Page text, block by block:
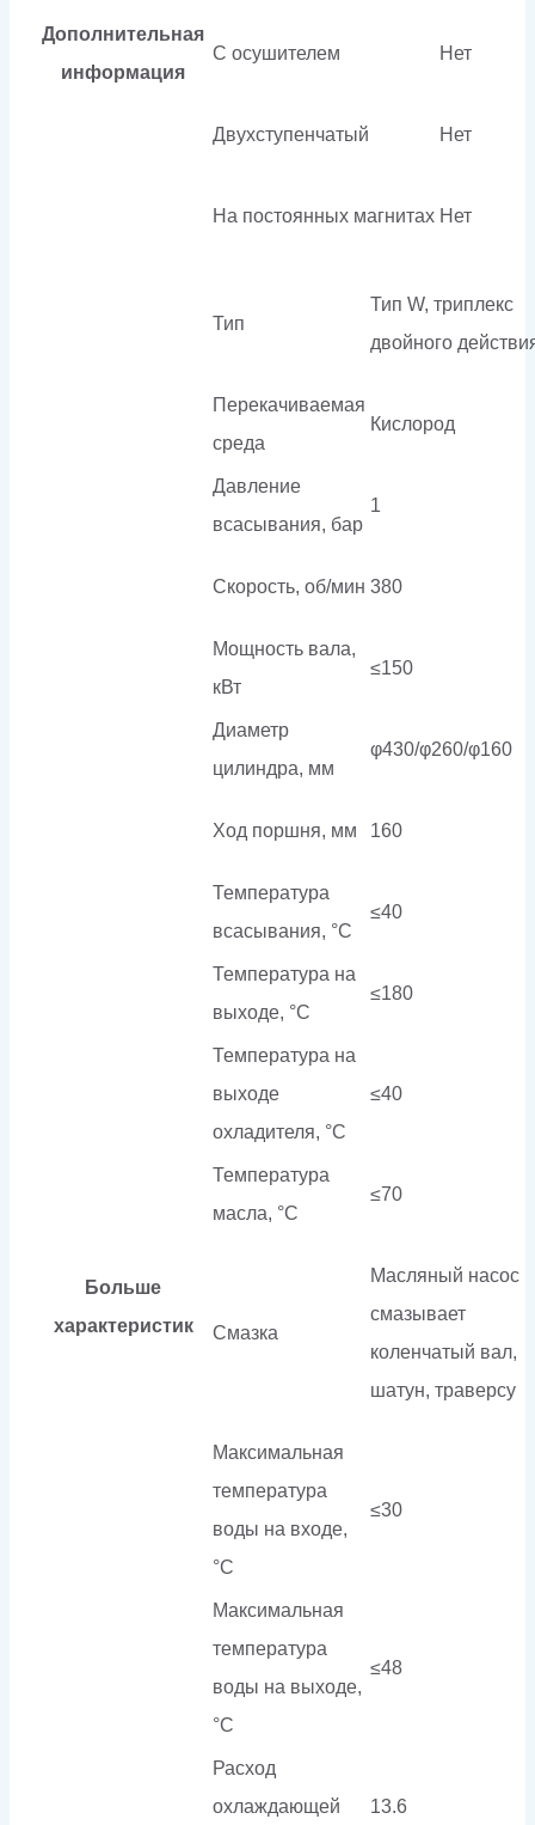
Дополнительная
информация
С осушителем Нет
Двухступенчатый Нет
На постоянных магнитах Нет
Больше
характеристик
Тип
Тип W, триплекс
двойного
Перекачиваемая
среда
Кислород
Давление
всасывания, бар
1
Скорость, об/мин 380
Мощность вала,
кВт
≤150
Диаметр
цилиндра, мм
φ430/φ260/φ160
Ход поршня, мм 160
Температура
всасывания, °C
≤40
Температура на
выходе, °C
≤180
Температура на
выходе
охладителя, °C
≤40
Температура
масла, °C
≤70
Смазка
Масляный насос
смазывает
коленчатый вал,
шатун, траверсу
Максимальная
температура
воды на входе,
°C
≤30
Максимальная
температура
воды на выходе,
°C
≤48
Расход
охлаждающей
13.6